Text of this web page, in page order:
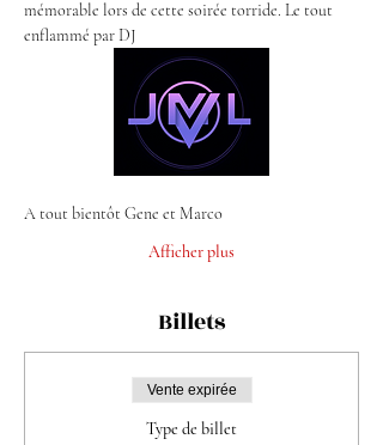
mémorable lors de cette soirée torride. Le tout
enflammé par DJ
A tout bientôt Gene et Marco
Afficher plus
Billets
Vente expirée
Type de billet